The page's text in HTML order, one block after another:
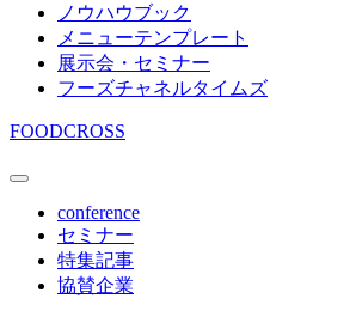
ノウハウブック
メニューテンプレート
展示会・セミナー
フーズチャネルタイムズ
FOODCROSS
conference
セミナー
特集記事
協賛企業